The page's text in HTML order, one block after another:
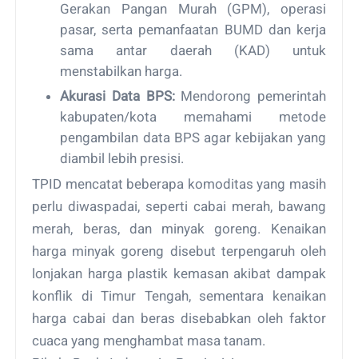
Gerakan Pangan Murah (GPM), operasi
pasar, serta pemanfaatan BUMD dan kerja
sama antar daerah (KAD) untuk
menstabilkan harga.
Akurasi Data BPS:Mendorong pemerintah
kabupaten/kota memahami metode
pengambilan data BPS agar kebijakan yang
diambil lebih presisi.
TPID mencatat beberapa komoditas yang masih
perlu diwaspadai, seperti cabai merah, bawang
merah, beras, dan minyak goreng. Kenaikan
harga minyak goreng disebut terpengaruh oleh
lonjakan harga plastik kemasan akibat dampak
konflik di Timur Tengah, sementara kenaikan
harga cabai dan beras disebabkan oleh faktor
cuaca yang menghambat masa tanam.